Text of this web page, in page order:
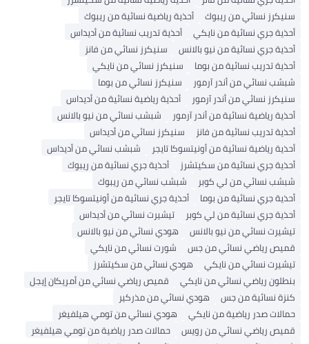
سنيكرز نسائي من ريبوك
أحذية رياضية نسائية من ريبوك
أحذية جري نسائية من نايكي
أحذية تدريب نسائية من أديداس
أحذية جري نسائية من نيو بالانس
سنيكرز نسائي من فانز
أحذية تدريب نسائية من بوما
سنيكرز نسائي من نايكي
شبشب نسائي من أندر آرمور
سنيكرز نسائي من بوما
سنيكرز نسائي من أندر آرمور
أحذية رياضية نسائية من أديداس
أحذية رياضية نسائية من أندر آرمور
شبشب نسائي من نيو بالانس
أحذية تدريب نسائية من فانز
سنيكرز نسائي من أديداس
أحذية رياضية نسائية من أونيتسوكا تايجر
شبشب نسائي من أديداس
أحذية جري نسائية من سكيتشرز
أحذية جري نسائية من ريبوك
شبشب نسائي من لي كوبر
شبشب نسائي من ريبوك
أحذية جري نسائية من بوما
أحذية جري نسائية من أونيتسوكا تايجر
أحذية جري نسائية من لي كوبر
تيشيرت نسائي من أديداس
تيشيرت نسائي من نيو بالانس
هودي نسائي من نيو بالانس
قميص رياضي نسائي من جس
شورت نسائي من نايكي
تيشيرت نسائي من نايكي
هودي نسائي من سكيتشرز
بنطلون رياضي نسائي من نايكي
قميص رياضي نسائي من أمريكان إيجل
كنزة نسائية من جس
هودي نسائي من مذركير
حمالات صدر رياضية من نايكي
هودي نسائي من تومي هيلفيغر
قميص رياضي نسائي من رويس
حمالات صدر رياضية من تومي هيلفيغر